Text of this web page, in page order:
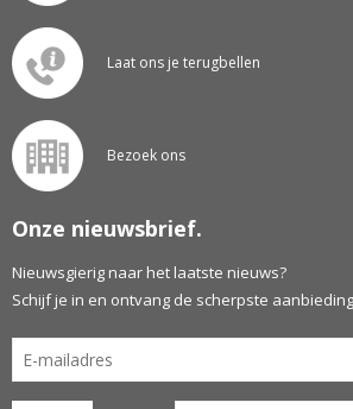
Laat ons je terugbellen
Bezoek ons
Onze nieuwsbrief.
Nieuwsgierig naar het laatste nieuws?
Schijf je in en ontvang de scherpste